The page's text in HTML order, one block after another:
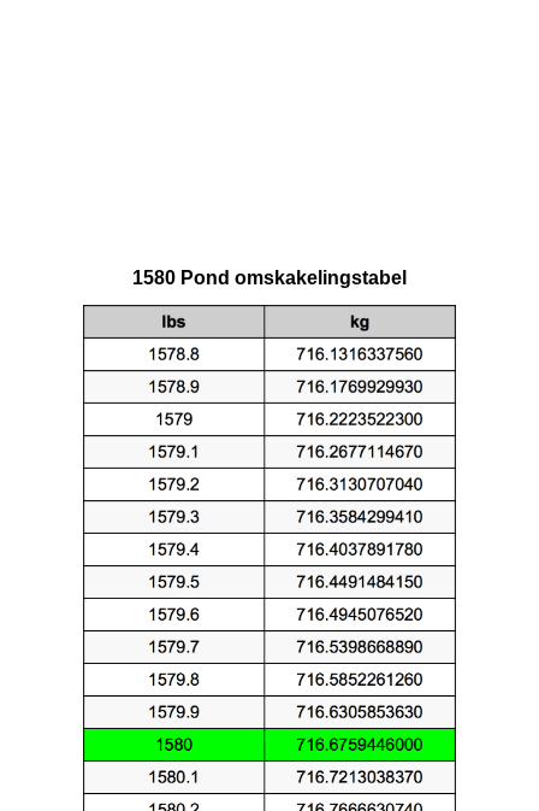
1580 Pond omskakelingstabel